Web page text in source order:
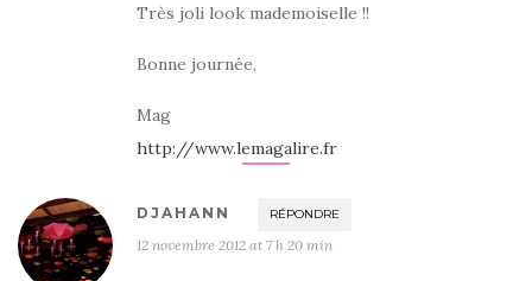
Très joli look mademoiselle !!
Bonne journée,
Mag
http://www.lemagalire.fr
DJAHANN RÉPONDRE
12 novembre 2012 at 7 h 20 min